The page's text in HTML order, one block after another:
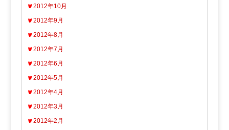
2012年10月
2012年9月
2012年8月
2012年7月
2012年6月
2012年5月
2012年4月
2012年3月
2012年2月